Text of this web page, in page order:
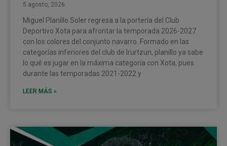
5 agosto, 2026
Miguel Planillo Soler regresa a la portería del Club
Deportivo Xota para afrontar la temporada 2026-2027
con los colores del conjunto navarro. Formado en las
categorías inferiores del club de Irurtzun, planillo ya sabe
lo qué es jugar en la máxima categoría con Xota, pues
durante las temporadas 2021-2022 y
LEER MÁS »